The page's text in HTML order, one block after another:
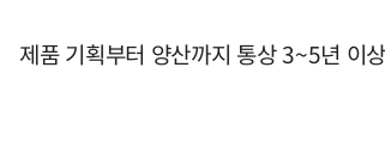
제품 기획부터 양산까지 통상 3~5년 이